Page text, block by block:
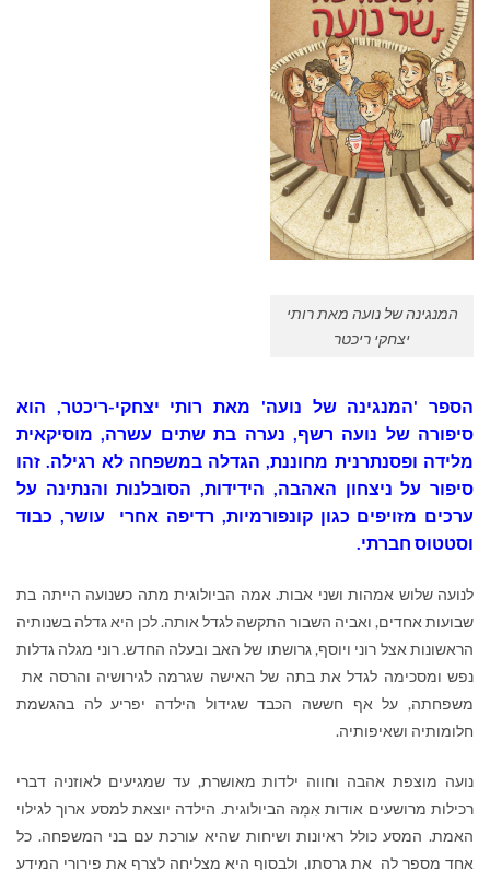
המנגינה של נועה מאת רותי
יצחקי ריכטר
הספר 'המנגינה של נועה' מאת רותי יצחקי-ריכטר, הוא
סיפורה של נועה רשף, נערה בת שתים עשרה, מוסיקאית
מלידה ופסנתרנית מחוננת, הגדלה במשפחה לא רגילה. זהו
סיפור על ניצחון האהבה, הידידות, הסובלנות והנתינה על
ערכים מזויפים כגון קונפורמיות, רדיפה אחרי עושר, כבוד
וסטטוס חברתי.
לנועה שלוש אמהות ושני אבות. אמה הביולוגית מתה כשנועה הייתה בת
שבועות אחדים, ואביה השבור התקשה לגדל אותה. לכן היא גדלה בשנותיה
הראשונות אצל רוני ויוסף, גרושתו של האב ובעלה החדש. רוני מגלה גדלות
נפש ומסכימה לגדל את בתה של האישה שגרמה לגירושיה והרסה את
משפחתה, על אף חששה הכבד שגידול הילדה יפריע לה בהגשמת
חלומותיה ושאיפותיה.
נועה מוצפת אהבה וחווה ילדות מאושרת, עד שמגיעים לאוזניה דברי
רכילות מרושעים אודות אִמָהּ הביולוגית. הילדה יוצאת למסע ארוך לגילוי
האמת. המסע כולל ראיונות ושיחות שהיא עורכת עם בני המשפחה. כל
אחד מספר לה את גרסתו, ולבסוף היא מצליחה לצרף את פירורי המידע